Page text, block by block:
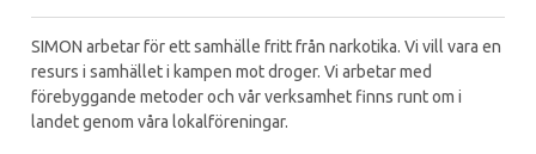
SIMON arbetar för ett samhälle fritt från narkotika. Vi vill vara en
resurs i samhället i kampen mot droger. Vi arbetar med
förebyggande metoder och vår verksamhet finns runt om i
landet genom våra lokalföreningar.